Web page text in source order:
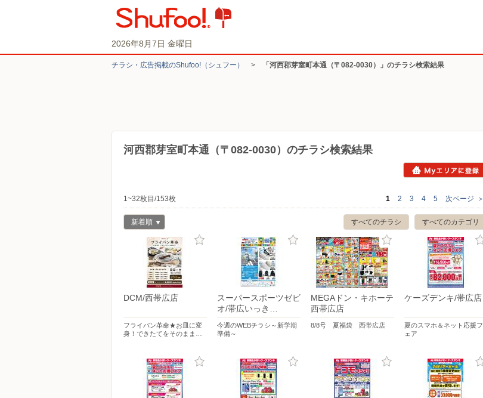
2026年8月7日 金曜日
チラシ・​広告掲載の​Shufoo!​（シュフー） > 「河西郡芽室町本通（〒082-0030）」のチラシ検索結果
河西郡芽室町本通（〒082-0030）のチラシ検索結果
1~32枚目/153枚 1 2 3 4 5 次ページ ＞
すべてのカテゴリ
すべてのチラシ
新着順
DCM/西帯広店
フライパン革命★お皿に変
身！できたてをそのまま…
スーパースポーツゼビ
オ/帯広いっき…
今週のWEBチラシ～新学期
準備～
MEGAドン・キホーテ
西帯広店
8/8号 夏福袋 西帯広店
ケーズデンキ/帯広店
夏のスマホ＆ネット応援フ
ェア